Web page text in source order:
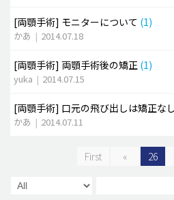
[両顎手術] モニターについて (1)
かあ | 2014.07.18
[両顎手術] 両顎手術後の矯正 (1)
yuka | 2014.07.15
[両顎手術] 口元の飛び出しは矯正な
かあ | 2014.07.11
First « 26